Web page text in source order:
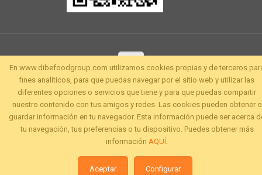
En www.dibefoodgroup.com utilizamos cookies propias y de terceros
fines analíticos, para que puedas navegar por el sitio web y utilizar las
diferentes opciones o servicios que tiene y para que puedas compartir
nuestro contenido con tus amigos y redes. Las cookies pueden obtener o
guardar información en tu navegador. Esta información puede ser acerca
tu navegación, tus preferencias o tu dispositivo. Puedes obtener más
información AQUÍ.
Aceptar Configurar